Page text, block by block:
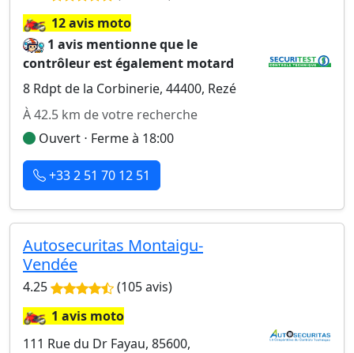
🏍️12 avis moto
1 avis mentionne que le
contrôleur est également motard
8 Rdpt de la Corbinerie, 44400, Rezé
À 42.5 km de votre recherche
Ouvert ⋅ Ferme à 18:00
+33 2 51 70 12 51
Autosecuritas Montaigu-
Vendée
4.25 (105 avis)
🏍️1 avis moto
111 Rue du Dr Fayau, 85600,